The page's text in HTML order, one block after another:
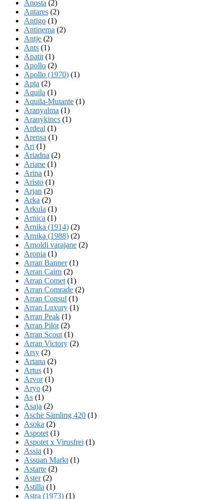
Anosta (2)
Antares (2)
Antigo (1)
Antinema (2)
Antje (2)
Ants (1)
Apatit (1)
Apollo (2)
Apollo (1970) (1)
Apta (2)
Aquila (1)
Aquila-Mutante (1)
Aranyalma (1)
Aranykincs (1)
Ardeal (1)
Arensa (1)
Ari (1)
Ariadna (2)
Ariane (1)
Arina (1)
Aristo (1)
Arjan (2)
Arka (2)
Arkula (1)
Arnica (1)
Arnika (1914) (2)
Arnika (1988) (2)
Arnoldi varajane (2)
Aronia (1)
Arran Banner(1)
Arran Cairn (2)
Arran Comet (1)
Arran Comrade (2)
Arran Consul (1)
Arran Luxury (1)
Arran Peak (1)
Arran Pilot (2)
Arran Scout (1)
Arran Victory (2)
Arsy (2)
Artana (2)
Artus (1)
Arvor(1)
Aryo (2)
As (1)
Asaja (2)
Asche Sämling 420 (1)
Asoka (2)
Aspotet (1)
Aspotet x Virusfrei (1)
Assia (1)
Assuan Markt (1)
Astarte (2)
Aster(2)
Astilla (1)
Astra (1973) (1)